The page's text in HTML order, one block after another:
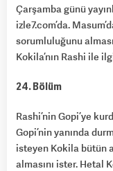
Çarşamba günü
izle7.com’da.
sorumluluğunu
Kokila’nın Rashi ile
24. Bölüm
Rashi’nin Gopi’ye
Gopi’nin yanında
isteyen Kokila bütün
almasını ister. Hetal